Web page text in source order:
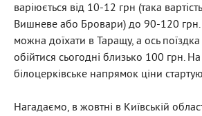
варіюється від 10-12 грн (така
Вишневе або Бровари) до 90-120 грн.
можна доїхати в Таращу, а ось поїздка
обійтися сьогодні близько 100 грн.
білоцерківське напрямок ціни
Нагадаємо, в жовтні в Київській